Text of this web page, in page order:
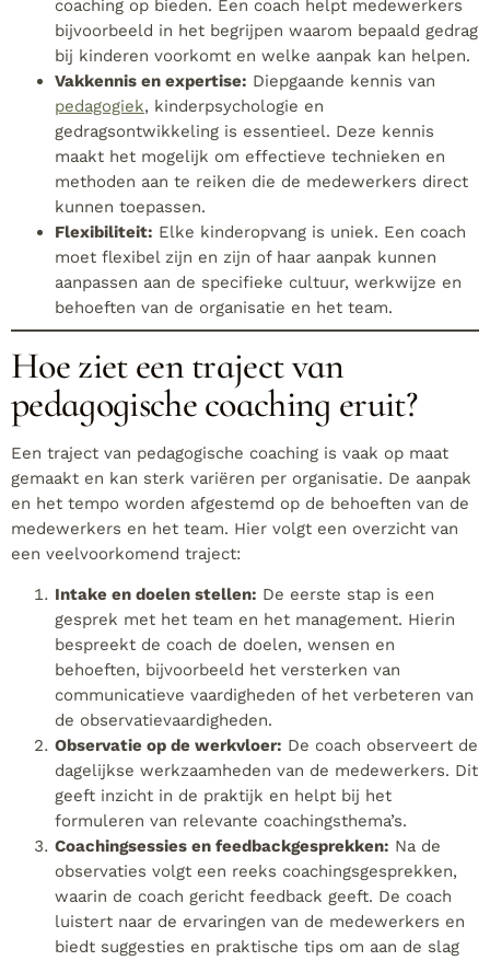
coaching op bieden. Een coach helpt medewerkers
bijvoorbeeld in het begrijpen waarom bepaald gedrag
bij kinderen voorkomt en welke aanpak kan helpen.
Vakkennis en expertise: Diepgaande kennis van
pedagogiek, kinderpsychologie en
gedragsontwikkeling is essentieel. Deze kennis
maakt het mogelijk om effectieve technieken en
methoden aan te reiken die de medewerkers direct
kunnen toepassen.
Flexibiliteit: Elke kinderopvang is uniek. Een coach
moet flexibel zijn en zijn of haar aanpak kunnen
aanpassen aan de specifieke cultuur, werkwijze en
behoeften van de organisatie en het team.
Hoe ziet een traject van
pedagogische coaching eruit?
Een traject van pedagogische coaching is vaak op maat
gemaakt en kan sterk variëren per organisatie. De aanpak
en het tempo worden afgestemd op de behoeften van de
medewerkers en het team. Hier volgt een overzicht van
een veelvoorkomend traject:
Intake en doelen stellen: De eerste stap is een
gesprek met het team en het management. Hierin
bespreekt de coach de doelen, wensen en
behoeften, bijvoorbeeld het versterken van
communicatieve vaardigheden of het verbeteren van
de observatievaardigheden.
Observatie op de werkvloer: De coach observeert de
dagelijkse werkzaamheden van de medewerkers. Dit
geeft inzicht in de praktijk en helpt bij het
formuleren van relevante coachingsthema’s.
Coachingsessies en feedbackgesprekken: Na de
observaties volgt een reeks coachingsgesprekken,
waarin de coach gericht feedback geeft. De coach
luistert naar de ervaringen van de medewerkers en
biedt suggesties en praktische tips om aan de slag